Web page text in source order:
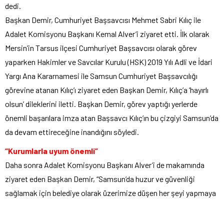
dedi.
Başkan Demir, Cumhuriyet Başsavcısı Mehmet Sabri Kılıç ile
Adalet Komisyonu Başkanı Kemal Alver’i ziyaret etti. İlk olarak
Mersin’in Tarsus ilçesi Cumhuriyet Başsavcısı olarak görev
yaparken Hakimler ve Savcılar Kurulu (HSK) 2019 Yılı Adli ve İdari
Yargı Ana Kararnamesi ile Samsun Cumhuriyet Başsavcılığı
görevine atanan Kılıç’ı ziyaret eden Başkan Demir, Kılıç’a ‘hayırlı
olsun’ dileklerini iletti. Başkan Demir, görev yaptığı yerlerde
önemli başarılara imza atan Başsavcı Kılıç’ın bu çizgiyi Samsun’da
da devam ettireceğine inandığını söyledi.
“Kurumlarla uyum önemli”
Daha sonra Adalet Komisyonu Başkanı Alver’i de makamında
ziyaret eden Başkan Demir, “Samsun’da huzur ve güvenliği
sağlamak için belediye olarak üzerimize düşen her şeyi yapmaya